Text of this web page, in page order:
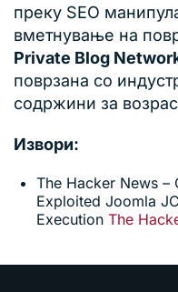
преку SEO
вметнување на
Private Blog
поврзана со
содржини за
Извори:
The Hacker News –
Exploited Joomla
Execution The